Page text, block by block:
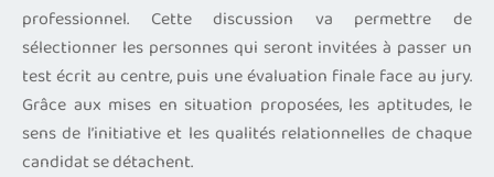
professionnel. Cette discussion va permettre de
sélectionner les personnes qui seront invitées à passer un
test écrit au centre, puis une évaluation finale face au jury.
Grâce aux mises en situation proposées, les aptitudes, le
sens de l’initiative et les qualités relationnelles de chaque
candidat se détachent.